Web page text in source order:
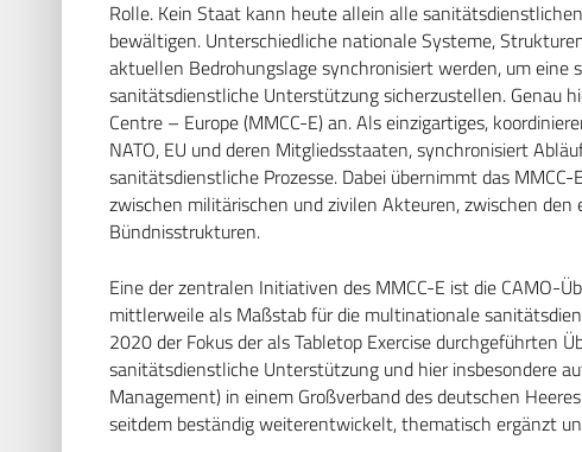
Rolle. Kein Staat kann heute allein alle
bewältigen. Unterschiedliche nationale Systeme,
aktuellen Bedrohungslage synchronisiert werden, um eine
sanitätsdienstliche Unterstützung sicherzustellen. Genau
Centre – Europe (MMCC-E) an. Als einzigartiges,
NATO, EU und deren Mitgliedsstaaten, synchronisiert
sanitätsdienstliche Prozesse. Dabei übernimmt das
zwischen militärischen und zivilen Akteuren, zwischen
Bündnisstrukturen.
Eine der zentralen Initiativen des MMCC-E ist die CAMO-
mittlerweile als Maßstab für die multinationale
2020 der Fokus der als Tabletop Exercise durchgeführten
sanitätsdienstliche Unterstützung und hier insbesondere
Management) in einem Großverband des deutschen
seitdem beständig weiterentwickelt, thematisch ergänzt